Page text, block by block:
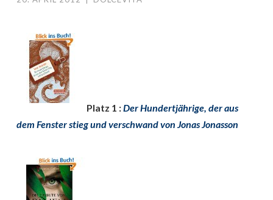
Platz 1 :Der Hundertjährige, der aus
dem Fenster stieg und verschwand von Jonas Jonasson